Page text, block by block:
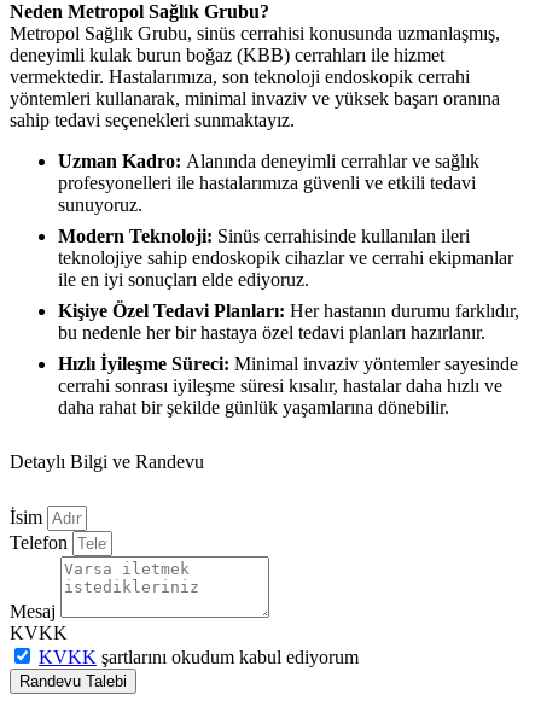
Neden Metropol Sağlık Grubu?
Metropol Sağlık Grubu, sinüs cerrahisi konusunda uzmanlaşmış,
deneyimli kulak burun boğaz (KBB) cerrahları ile hizmet
vermektedir. Hastalarımıza, son teknoloji endoskopik cerrahi
yöntemleri kullanarak, minimal invaziv ve yüksek başarı oranına
sahip tedavi seçenekleri sunmaktayız.
Uzman Kadro: Alanında deneyimli cerrahlar ve sağlık
profesyonelleri ile hastalarımıza güvenli ve etkili tedavi
sunuyoruz.
Modern Teknoloji: Sinüs cerrahisinde kullanılan ileri
teknolojiye sahip endoskopik cihazlar ve cerrahi ekipmanlar
ile en iyi sonuçları elde ediyoruz.
Kişiye Özel Tedavi Planları: Her hastanın durumu farklıdır,
bu nedenle her bir hastaya özel tedavi planları hazırlanır.
Hızlı İyileşme Süreci: Minimal invaziv yöntemler sayesinde
cerrahi sonrası iyileşme süresi kısalır, hastalar daha hızlı ve
daha rahat bir şekilde günlük yaşamlarına dönebilir.
Detaylı Bilgi ve Randevu
İsim
Telefon
Mesaj
KVKK
KVKK şartlarını okudum kabul ediyorum
Randevu Talebi